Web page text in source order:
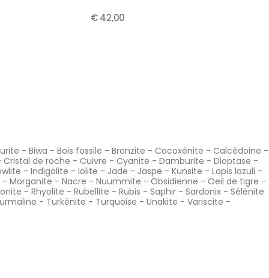
€ 42,00
- Biwa - Bois fossile - Bronzite - Cacoxénite - Calcédoine -
Cristal de roche - Cuivre - Cyanite - Damburite - Dioptase -
- Indigolite - Iolite - Jade - Jaspe - Kunsite - Lapis lazuli -
- Morganite - Nacre - Nuummite - Obsidienne - Oeil de tigre -
- Rhyolite - Rubellite - Rubis - Saphir - Sardonix - Sélénite
- Turkénite - Turquoise - Unakite - Variscite -